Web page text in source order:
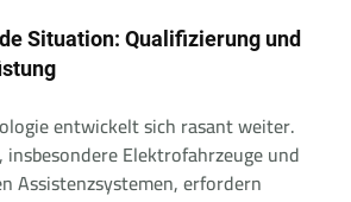
Situation: Qualifizierung und
entwickelt sich rasant weiter.
insbesondere Elektrofahrzeuge und
Assistenzsystemen, erfordern